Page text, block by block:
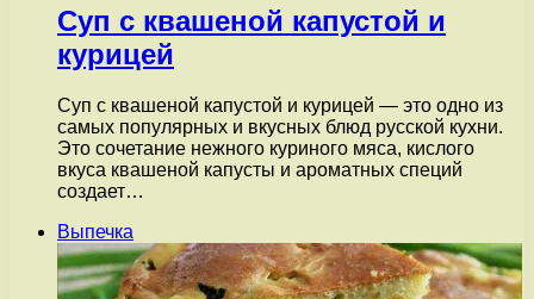
Суп с квашеной капустой и
курицей
Суп с квашеной капустой и курицей — это одно из
самых популярных и вкусных блюд русской кухни.
Это сочетание нежного куриного мяса, кислого
вкуса квашеной капусты и ароматных специй
создает…
Выпечка